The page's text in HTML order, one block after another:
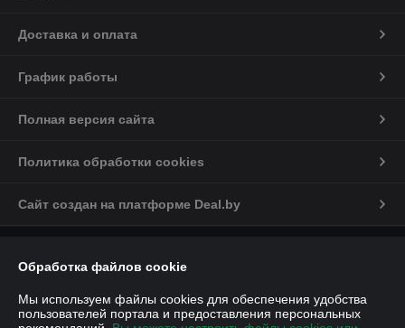
Доставка и оплата
График работы
Полная версия сайта
Политика обработки cookies
Сайт создан на платформе Deal.by
«ДЕМИ-Сервис»
улица Янки Купалы, дом 110, каб. 31
Обработка файлов cookie
Мы используем файлы cookies для обеспечения удобства
пользователей портала и предоставления персональных